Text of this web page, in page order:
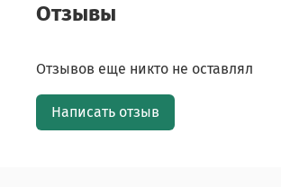
Отзывы
Отзывов еще никто не оставлял
Написать отзыв